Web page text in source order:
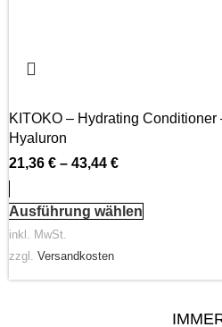
KITOKO – Hydrating Conditioner
Hyaluron
21,36 € – 43,44 €
Ausführung wählen
inkl. MwSt.
zzgl. Versandkosten